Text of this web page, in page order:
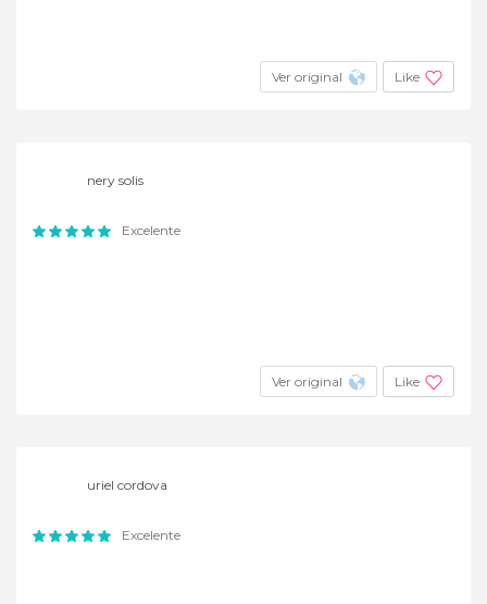
Ver original Like
nery solis
Excelente
Ver original Like
uriel cordova
Excelente